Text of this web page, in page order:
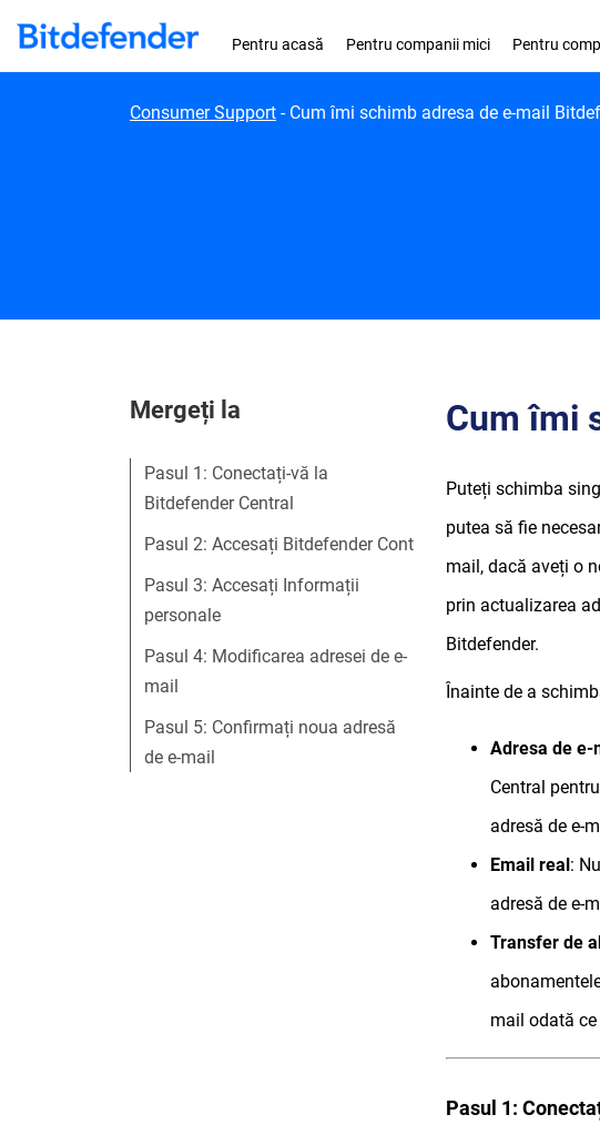
Skip to content
Pentru acasă Pentru companii mici Pentru
Consumer Support - Cum îmi schimb adresa de e-mail
Mergeți la
Pasul 1: Conectați-vă la
Bitdefender Central
Pasul 2: Accesați Bitdefender Cont
Pasul 3: Accesați Informații
personale
Pasul 4: Modificarea adresei de e-
mail
Pasul 5: Confirmați noua adresă
de e-mail
Cum îmi
Puteți schimba
putea să fie
mail, dacă aveți o
prin actualizarea
Bitdefender.
Înainte de a
Adresa de e-
Central
adresă de e-
Email real:
adresă de e-
Transfer de
mail odată
Pasul 1: